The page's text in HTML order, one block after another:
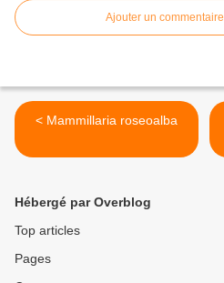
Ajouter un commentaire
< Mammillaria roseoalba
Hébergé par Overblog
Top articles
Pages